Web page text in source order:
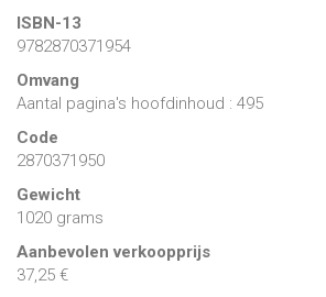
ISBN-13
9782870371954
Omvang
Aantal pagina's hoofdinhoud : 495
Code
2870371950
Gewicht
1020 grams
Aanbevolen verkoopprijs
37,25 €